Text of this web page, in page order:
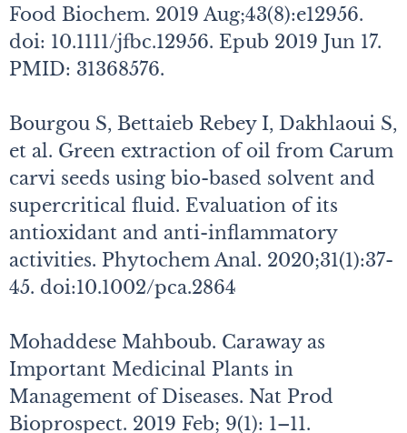
Food Biochem. 2019 Aug;43(8):e12956.
doi: 10.1111/jfbc.12956. Epub 2019 Jun 17.
PMID: 31368576.
Bourgou S, Bettaieb Rebey I, Dakhlaoui S,
et al. Green extraction of oil from Carum
carvi seeds using bio-based solvent and
supercritical fluid. Evaluation of its
antioxidant and anti-inflammatory
activities. Phytochem Anal. 2020;31(1):37-
45. doi:10.1002/pca.2864
Mohaddese Mahboub. Caraway as
Important Medicinal Plants in
Management of Diseases. Nat Prod
Bioprospect. 2019 Feb; 9(1): 1–11.